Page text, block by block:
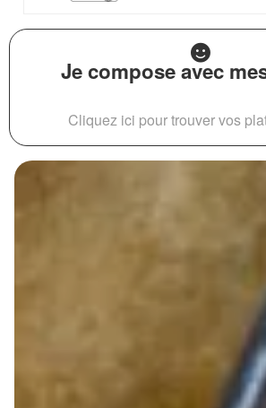
Je compose avec
Cliquez ici pour trouver vos